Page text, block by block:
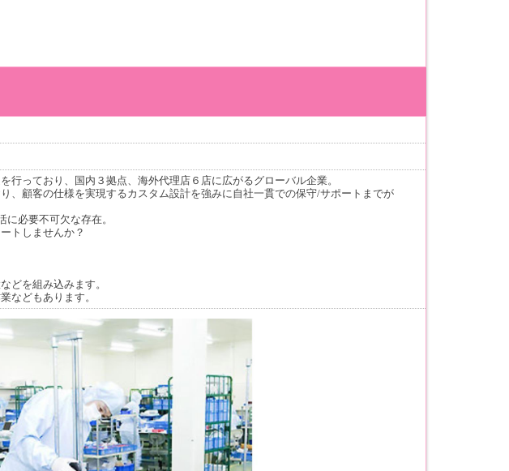
行っており、国内３拠点、海外代理店６店に広がるグローバル企業。
、顧客の仕様を実現するカスタム設計を強みに自社一貫での保守/サポートまでが
必要不可欠な存在。
トしませんか？
どを組み込みます。
などもあります。